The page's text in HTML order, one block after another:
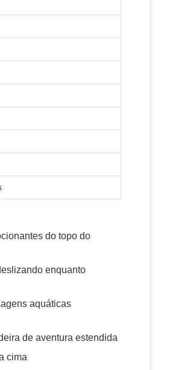
do topo do
enquanto
aquáticas
de aventura estendida
cima